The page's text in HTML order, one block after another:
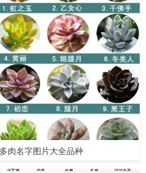
多肉名字图片大全品种